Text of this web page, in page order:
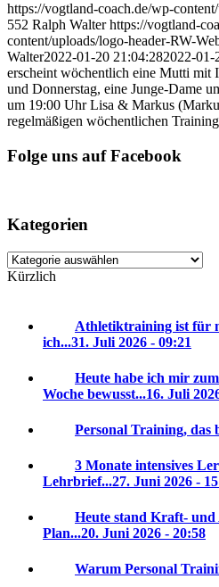
https://vogtland-coach.de/wp-
552 Ralph Walter https://vogtland-
content/uploads/logo-header-RW-
Walter2022-01-20 21:04:282022-01-
erscheint wöchentlich eine Mutti mit
und Donnerstag, eine Junge-Dame
um 19:00 Uhr Lisa & Markus
regelmäßigen wöchentlichen
Folge uns auf Facebook
Kategorien
Kategorien
Kürzlich
Athletiktraining ist für
ich...31. Juli 2026 - 09:21
Heute habe ich mir
Woche bewusst...16. Juli
Personal Training, das
3 Monate intensives
Lehrbrief...27. Juni 2026 -
Heute stand Kraft-
Plan...20. Juni 2026 - 20:58
Warum Personal